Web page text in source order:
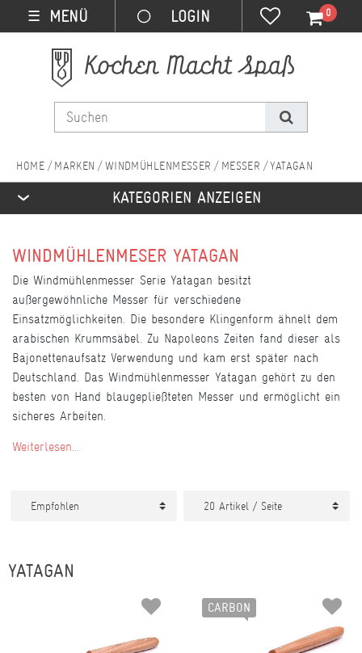
☰ MENÜ 0
MARKEN WINDMÜHLENMESSER MESSER YATAGAN
KATEGORIEN ANZEIGEN
WINDMÜHLENMESER YATAGAN
Die Windmühlenmesser Serie Yatagan besitzt
außergewöhnliche Messer für verschiedene
Einsatzmöglichkeiten. Die besondere Klingenform ähnelt dem
arabischen Krummsäbel. Zu Napoleons Zeiten fand dieser als
Bajonettenaufsatz Verwendung und kam erst später nach
Deutschland. Das Windmühlenmesser Yatagan gehört zu den
besten von Hand blaugepließteten Messer und ermöglicht ein
sicheres Arbeiten.
Weiterlesen...
YATAGAN
CARBON